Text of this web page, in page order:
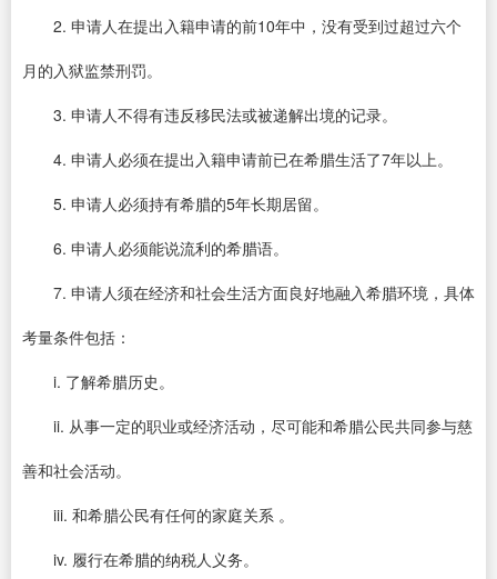
2. 申请人在提出入籍申请的前10年中，没有受到过超过六个
月的入狱监禁刑罚。
3. 申请人不得有违反移民法或被递解出境的记录。
4. 申请人必须在提出入籍申请前已在希腊生活了7年以上。
5. 申请人必须持有希腊的5年长期居留。
6. 申请人必须能说流利的希腊语。
7. 申请人须在经济和社会生活方面良好地融入希腊环境，具体
考量条件包括：
i. 了解希腊历史。
ii. 从事一定的职业或经济活动，尽可能和希腊公民共同参与慈
善和社会活动。
iii. 和希腊公民有任何的家庭关系 。
iv. 履行在希腊的纳税人义务。